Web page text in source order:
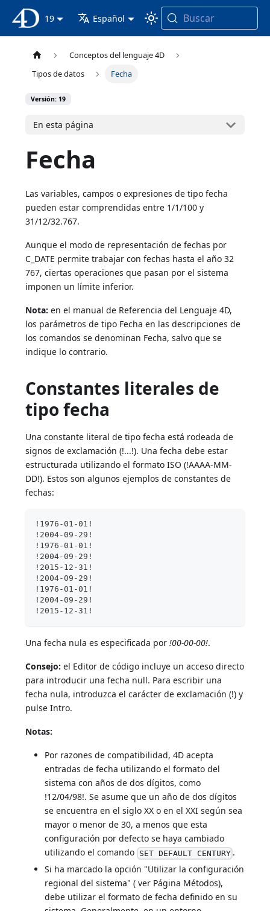
Documentación 4D
19 Español Buscar
Conceptos del lenguaje 4D
Tipos de datos
Fecha
Versión: 19
En esta página
Fecha
Las variables, campos o expresiones de tipo fecha
pueden estar comprendidas entre 1/1/100 y
31/12/32.767.
Aunque el modo de representación de fechas por
C_DATE permite trabajar con fechas hasta el año 32
767, ciertas operaciones que pasan por el sistema
imponen un límite inferior.
Nota: en el manual de Referencia del Lenguaje 4D,
los parámetros de tipo Fecha en las descripciones de
los comandos se denominan Fecha, salvo que se
indique lo contrario.
Constantes literales de
tipo fecha
Una constante literal de tipo fecha está rodeada de
signos de exclamación (!...!). Una fecha debe estar
estructurada utilizando el formato ISO (!AAAA-MM-
DD!). Estos son algunos ejemplos de constantes de
fechas:
!1976-01-01!
!2004-09-29!
!1976-01-01!
!2004-09-29!
!2015-12-31!
!2004-09-29!
!1976-01-01!
!2004-09-29!
!2015-12-31!
Una fecha nula es especificada por!00-00-00!.
Consejo: el Editor de código incluye un acceso directo
para introducir una fecha null. Para escribir una
fecha nula, introduzca el carácter de exclamación (!) y
pulse Intro.
Notas:
Por razones de compatibilidad, 4D acepta
entradas de fecha utilizando el formato del
sistema con años de dos dígitos, como
!12/04/98!. Se asume que un año de dos dígitos
se encuentra en el siglo XX o en el XXI según sea
mayor o menor de 30, a menos que esta
configuración por defecto se haya cambiado
utilizando el comando SET DEFAULT CENTURY .
Si ha marcado la opción "Utilizar la configuración
regional del sistema" ( ver Página Métodos),
debe utilizar el formato de fecha definido en su